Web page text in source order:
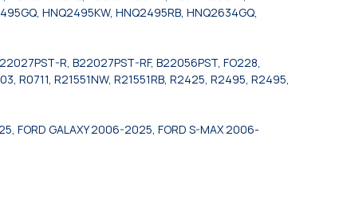
HNQ2495KW, HNQ2495RB, HNQ2634GQ,
R, B22027PST-RF, B22056PST, FO228,
R0711, R21551NW, R21551RB, R2425, R2495, R2495,
FORD GALAXY 2006-2025, FORD S-MAX 2006-